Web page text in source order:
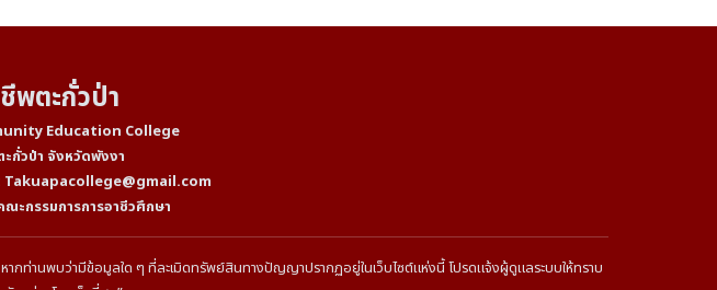
พตะกั่วป่า
Education College
ะกั่วป่า จังหวัดพังงา
Takuapacollege@gmail.com
ะกรรมการการอาชีวศึกษา
ากท่านพบว่ามีข้อมูลใด ๆ ที่ละเมิดทรัพย์สินทางปัญญาปรากฏอยู่ในเว็บไซต์แห่งนี้ โปรดแจ้งผู้ดูแลระบบให้ทราบ